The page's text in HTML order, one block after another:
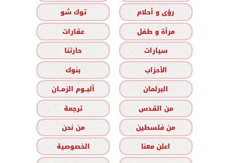
رؤى و أحلام
توك شو
مرأة و طفل
عقارات
سيارات
حارتنا
الأحزاب
بنوك
البرلمان
ألبــوم الزمــان
من القدس
ترجمة
من فلسطين
من نحن
اعلن معنا
الخصوصية